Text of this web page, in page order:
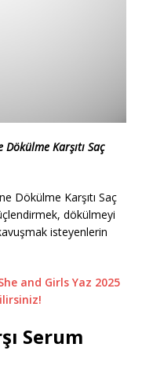
Karşıtı Saç
Dökülme Karşıtı Saç
dökülmeyi
isteyenlerin
and Girls Yaz 2025
Serum